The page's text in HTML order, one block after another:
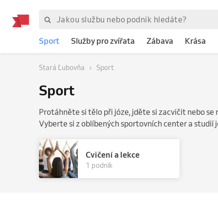
Sport Služby pro zvířata Zábava Krása
Stará Ľubovňa Sport
Sport
Protáhněte si tělo při józe, jděte si zacvičit nebo
Vyberte si z oblíbených sportovních center a studií
Cvičení a lekce
1 podnik